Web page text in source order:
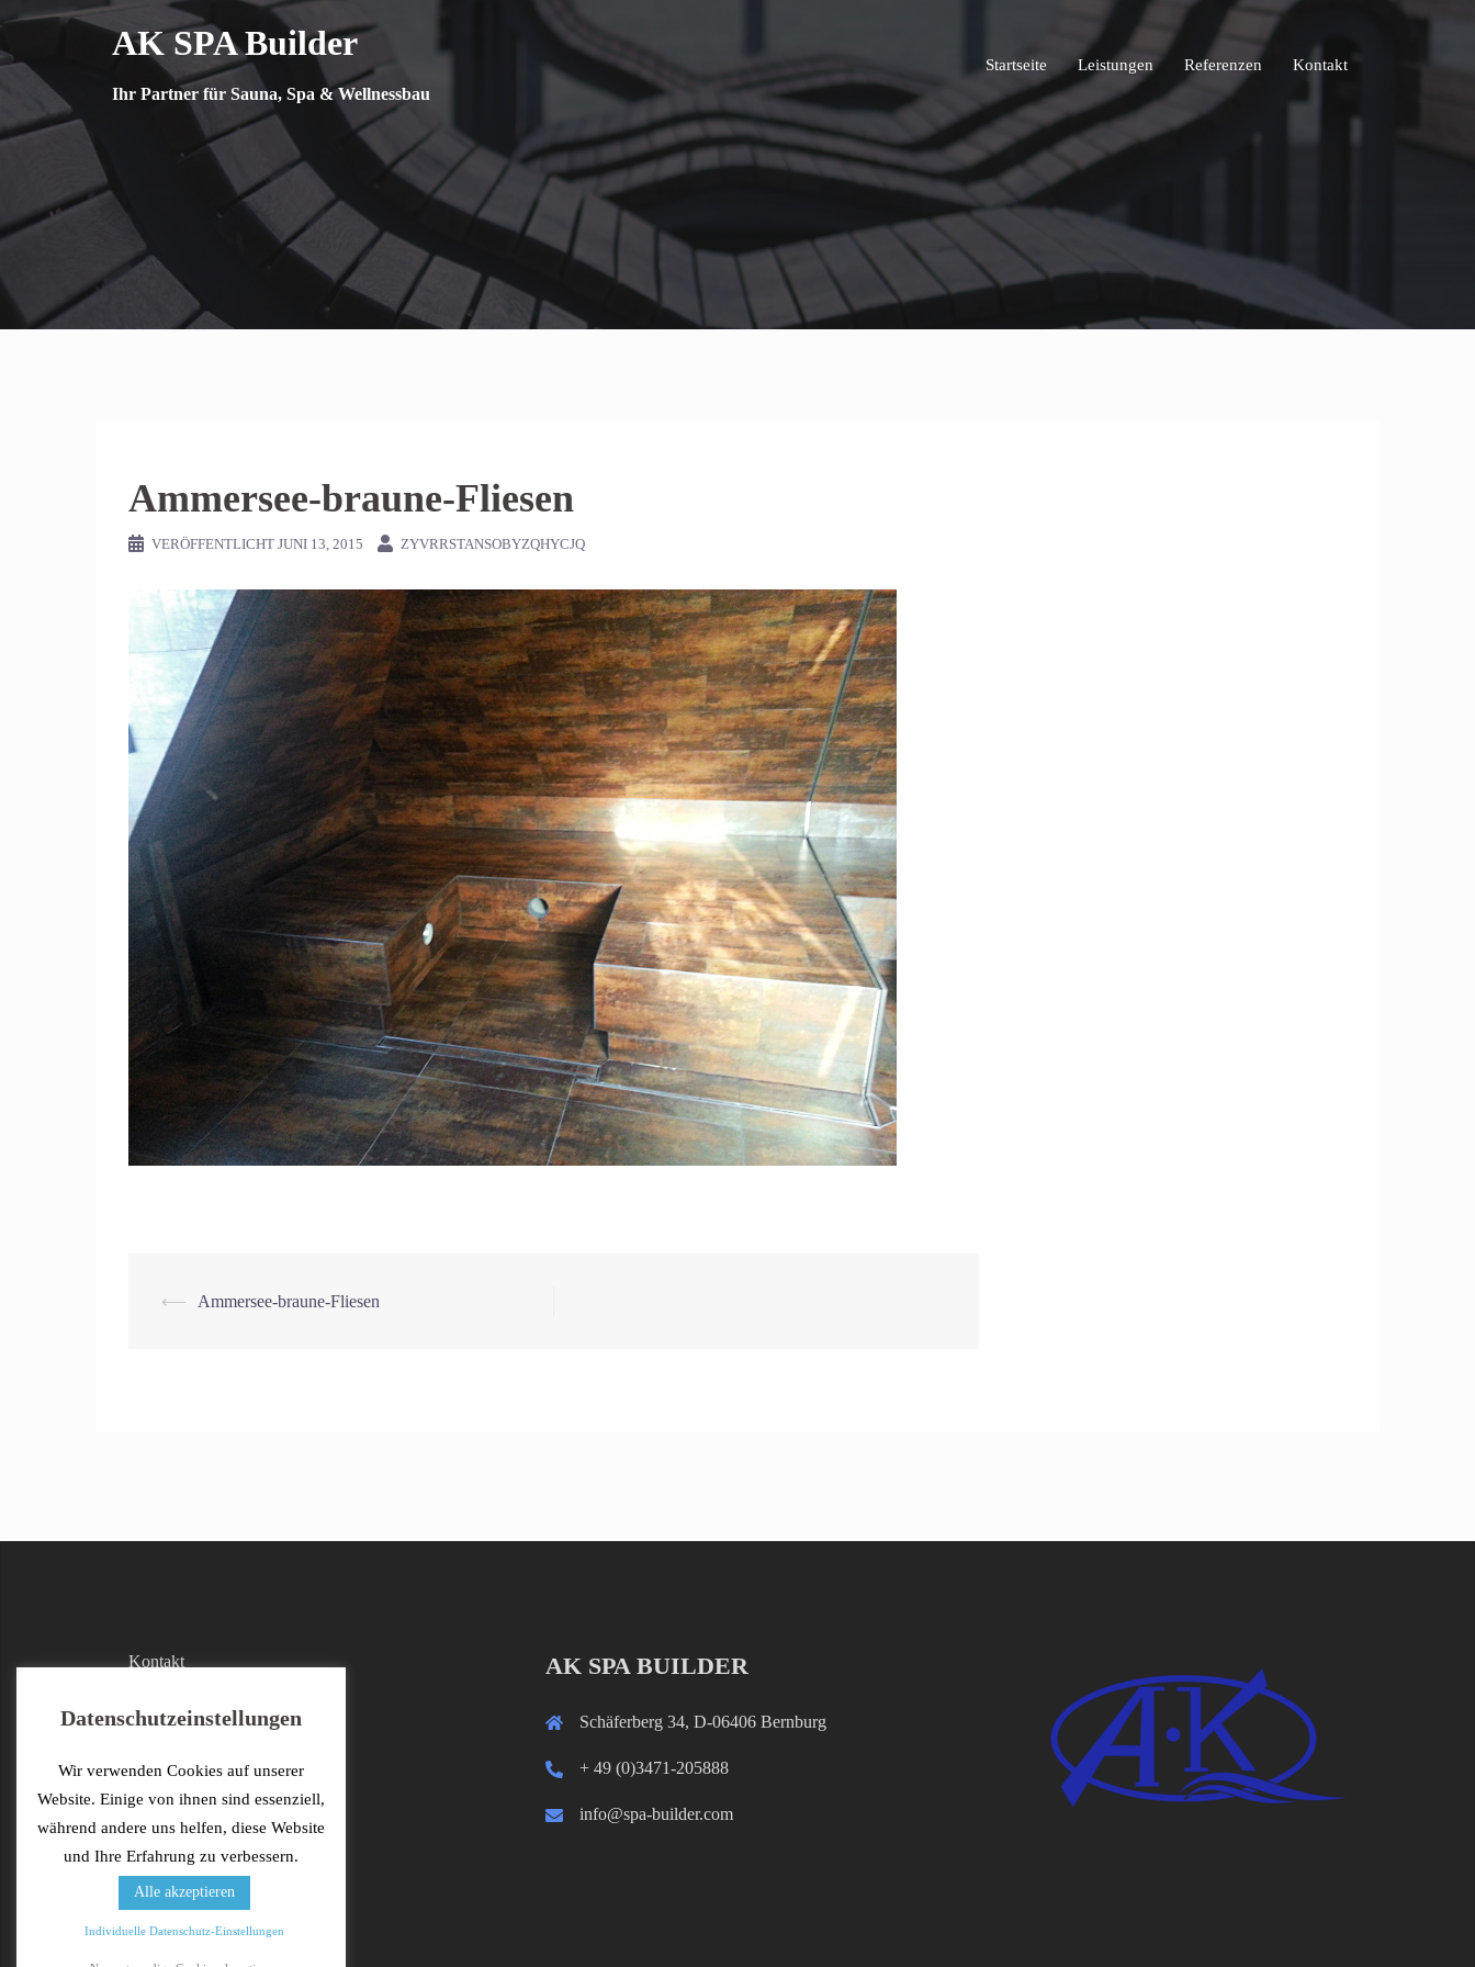
Springe
Inhalt
AK SPA Builder
Ihr Partner für Sauna, Spa & Wellnessbau
Startseite Leistungen Referenzen Kontakt
Ammersee-braune-Fliesen
VERÖFFENTLICHT JUNI 13, 2015 ZYVRRSTANSOBYZQHYCJQ
Beitrags-
⟵ Ammersee-braune-Fliesen
Kontakt AK SPA BUILDER
Schäferberg 34, D-06406 Bernburg
+ 49 (0)3471-205888
info@spa-builder.com
Datenschutzeinstellungen
Wir verwenden Cookies auf unserer
Website. Einige von ihnen sind essenziell,
während andere uns helfen, diese Website
und Ihre Erfahrung zu verbessern.
Alle akzeptieren
Individuelle Datenschutz-Einstellungen